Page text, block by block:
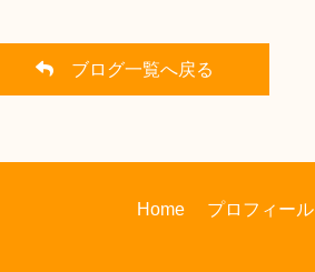
ブログ一覧へ戻る
Home プロフィール